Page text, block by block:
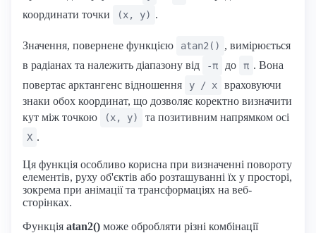
координати точки
(x, y) .
Значення, повернене функцією atan2() , вимірюється
в радіанах та належить діапазону від
-π до π . Вона
повертає арктангенс відношення
y / x
враховуючи
знаки обох координат, що дозволяє коректно визначити
кут між точкою
(x, y) та позитивним напрямком осі
X .
Ця функція особливо корисна при визначенні повороту
елементів, руху об'єктів або розташуванні їх у просторі,
зокрема при анімації та трансформаціях на веб-
сторінках.
Функція atan2() може обробляти різні комбінації